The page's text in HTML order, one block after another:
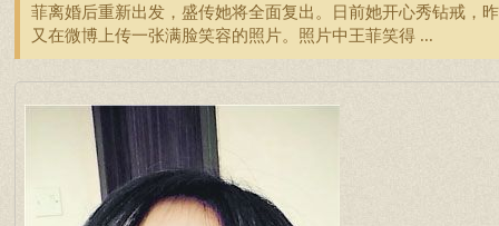
菲离婚后重新出发，盛传她将全面复出。日前她开心秀钻戒，
又在微博上传一张满脸笑容的照片。照片中王菲笑得 ...